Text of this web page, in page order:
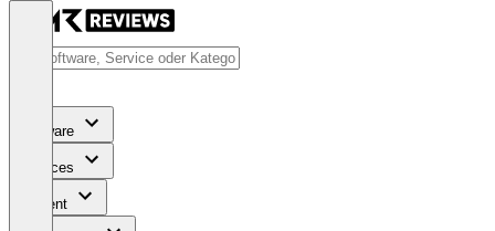
Software
Services
Content